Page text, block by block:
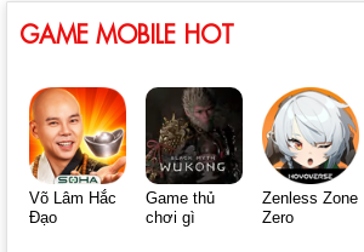
GAME MOBILE HOT
Võ Lâm Hắc
Đạo
Game thủ
chơi gì
Zenless Zone
Zero